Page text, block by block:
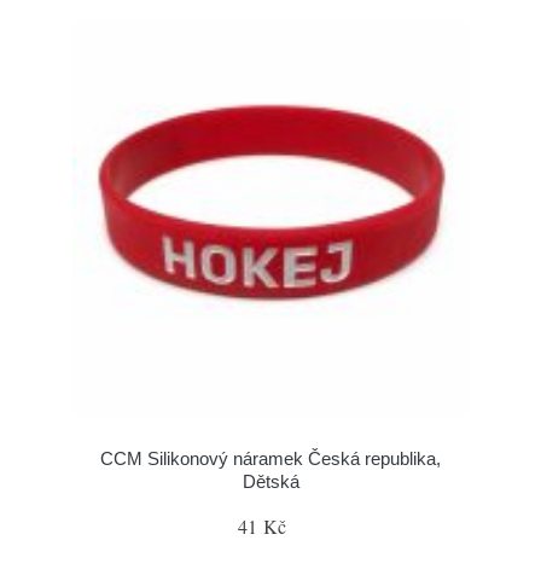
CCM Silikonový náramek Česká republika,
Dětská
41 Kč